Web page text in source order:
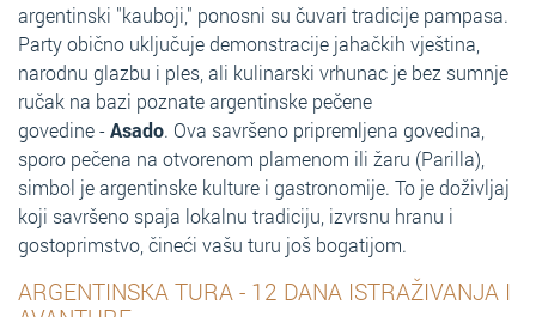
argentinski "kauboji," ponosni su čuvari tradicije pampasa.
Party obično uključuje demonstracije jahačkih vještina,
narodnu glazbu i ples, ali kulinarski vrhunac je bez sumnje
ručak na bazi poznate argentinske pečene
govedine -Asado. Ova savršeno pripremljena govedina,
sporo pečena na otvorenom plamenom ili žaru (Parilla),
simbol je argentinske kulture i gastronomije. To je doživljaj
koji savršeno spaja lokalnu tradiciju, izvrsnu hranu i
gostoprimstvo, čineći vašu turu još bogatijom.
ARGENTINSKA TURA - 12 DANA ISTRAŽIVANJA I